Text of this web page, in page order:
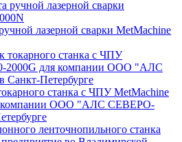
лазерной сварки MetMachine
станка с ЧПУ MetMachine
компании ООО "АЛС СЕВЕРО-